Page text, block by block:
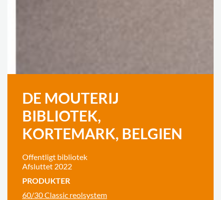
DE MOUTERIJ
BIBLIOTEK,
KORTEMARK, BELGIEN
Offentligt bibliotek
Afsluttet 2022
PRODUKTER
60/30 Classic reolsystem